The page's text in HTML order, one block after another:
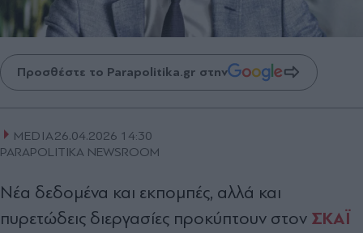
Προσθέστε το Parapolitika.gr στην
MEDIA26.04.2026 14:30
PARAPOLITIKA NEWSROOM
Νέα δεδοµένα και εκποµπές, αλλά και
πυρετώδεις διεργασίες προκύπτουν στον ΣΚΑΪ